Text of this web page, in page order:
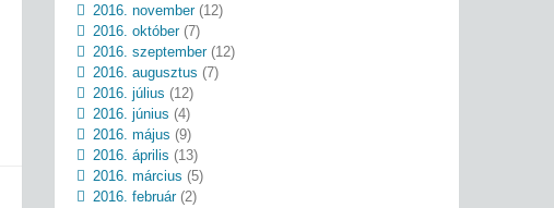
2016. november(12)
2016. október(7)
2016. szeptember(12)
2016. augusztus (7)
2016. július (12)
2016. június (4)
2016. május (9)
2016. április (13)
2016. március (5)
2016. február(2)